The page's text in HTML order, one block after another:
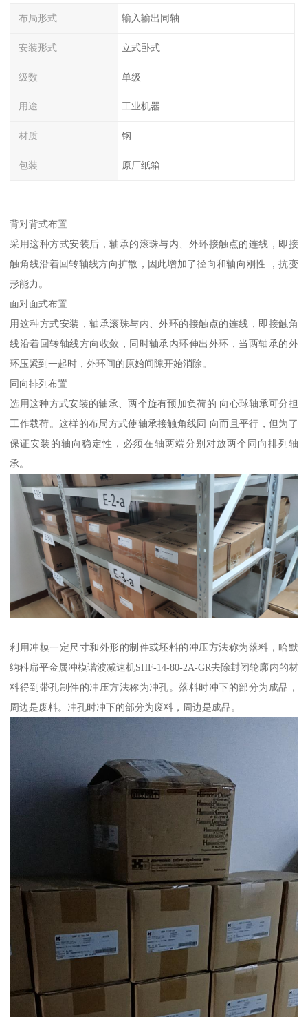
布局形式 输入输出同轴
安装形式 立式卧式
级数 单级
用途 工业机器
材质 钢
包装 原厂纸箱
背对背式布置
采用这种方式安装后，轴承的滚珠与内、外环接触点的连线，即接
触角线沿着回转轴线方向扩散，因此增加了径向和轴向刚性 ，抗变
形能力。
面对面式布置
用这种方式安装，轴承滚珠与内、外环的接触点的连线，即接触角
线沿着回转轴线方向收敛，同时轴承内环伸出外环，当两轴承的外
环压紧到一起时，外环间的原始间隙开始消除。
同向排列布置
选用这种方式安装的轴承、两个旋有预加负荷的 向心球轴承可分担
工作载荷。这样的布局方式使轴承接触角线同 向而且平行，但为了
保证安装的轴向稳定性，必须在轴两端分别对放两个同向排列轴
承。
利用冲模一定尺寸和外形的制件或坯料的冲压方法称为落料，哈默
纳科扁平金属冲模谐波减速机SHF-14-80-2A-GR去除封闭轮廓内的材
料得到带孔制件的冲压方法称为冲孔。落料时冲下的部分为成品，
周边是废料。冲孔时冲下的部分为废料，周边是成品。